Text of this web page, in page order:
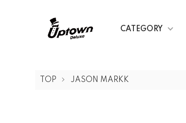
CATEGORY
TOP JASON MARKK